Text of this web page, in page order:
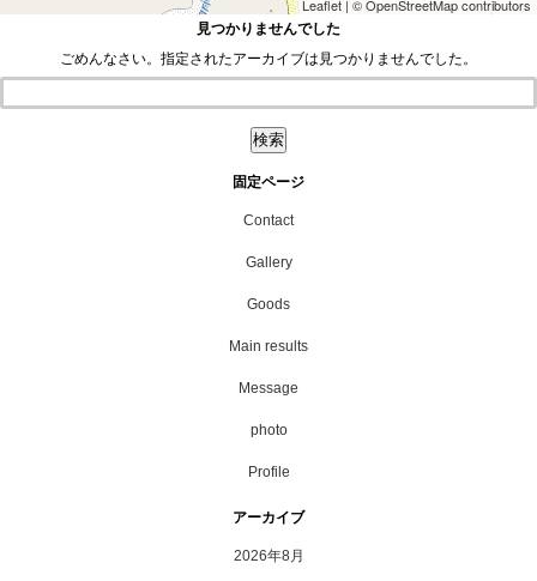
Leaflet | ©OpenStreetMapcontributors
見つかりませんでした
ごめんなさい。指定されたアーカイブは見つかりませんでした。
固定ページ
Contact
Gallery
Goods
Main results
Message
photo
Profile
アーカイブ
2026年8月